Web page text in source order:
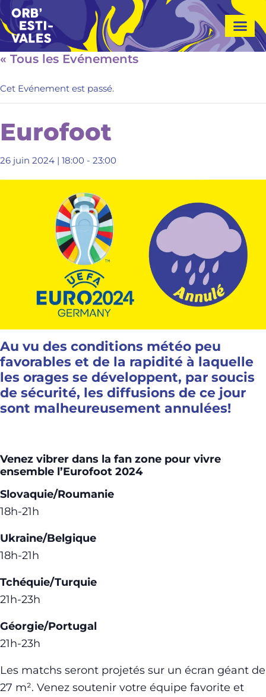
l
e
r
u
c
o
n
e
n
« Tous les Evénements
Cet Evénement est passé.
Eurofoot
26 juin 2024 | 18:00 - 23:00
Au vu des conditions météo peu
favorables et de la rapidité à laquelle
les orages se développent, par soucis
de sécurité, les diffusions de ce jour
sont malheureusement annulées!
Venez vibrer dans la fan zone pour vivre
ensemble l’Eurofoot 2024
Slovaquie/Roumanie
18h-21h
Ukraine/Belgique
18h-21h
Tchéquie/Turquie
21h-23h
Géorgie/Portugal
21h-23h
Les matchs seront projetés sur un écran géant de
27 m². Venez soutenir votre équipe favorite et